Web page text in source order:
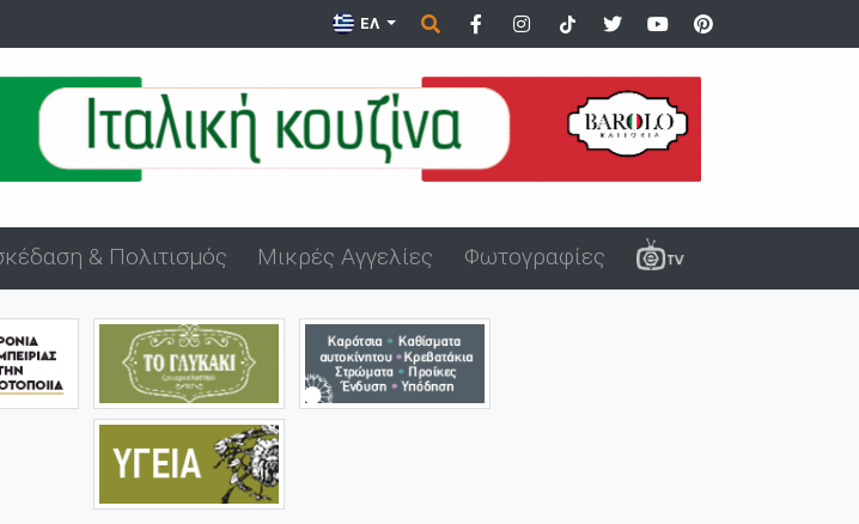
Άνδρας επιδείκνυε τα γεννητικά του όργανα σε ανήλικα στον Άβ...
ΕΛ
& Πολιτισμός Μικρές Αγγελίες Φωτογραφίες